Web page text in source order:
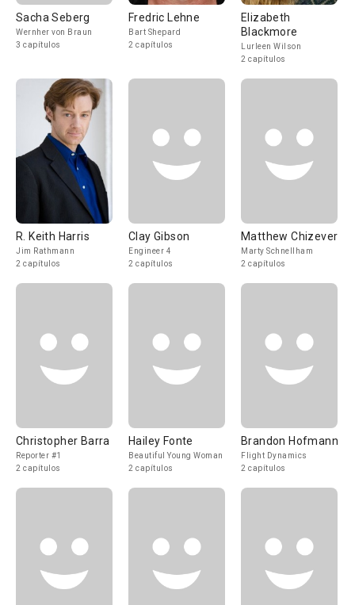
Sacha Seberg
Wernher von Braun
3 capítulos
Fredric Lehne
Bart Shepard
2 capítulos
Elizabeth
Blackmore
Lurleen Wilson
2 capítulos
R. Keith Harris
Jim Rathmann
2 capítulos
Clay Gibson
Engineer 4
2 capítulos
Matthew Chizever
Marty Schnellham
2 capítulos
Christopher Barra
Reporter #1
2 capítulos
Hailey Fonte
Beautiful Young Woman
2 capítulos
Brandon Hofmann
Flight Dynamics
2 capítulos